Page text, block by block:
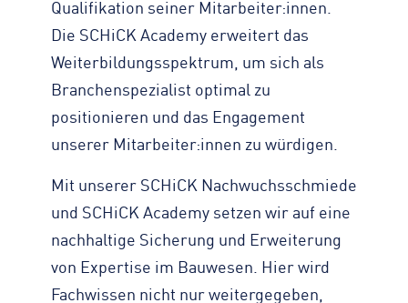
Qualifikation seiner Mitarbeiter:innen.
Die SCHiCK Academy erweitert das
Weiterbildungsspektrum, um sich als
Branchenspezialist optimal zu
positionieren und das Engagement
unserer Mitarbeiter:innen zu würdigen.
Mit unserer SCHiCK Nachwuchsschmiede
und SCHiCK Academy setzen wir auf eine
nachhaltige Sicherung und Erweiterung
von Expertise im Bauwesen. Hier wird
Fachwissen nicht nur weitergegeben,